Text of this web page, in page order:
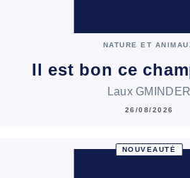
NATURE ET
Il est bon ce
Laux GMINDER
26/08/2026
NOUVEAUTÉ